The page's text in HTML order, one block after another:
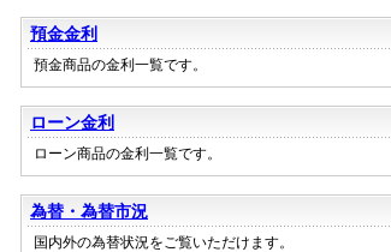
預金金利
預金商品の金利一覧です。
ローン金利
ローン商品の金利一覧です。
為替・為替市況
国内外の為替状況をご覧いただけます。